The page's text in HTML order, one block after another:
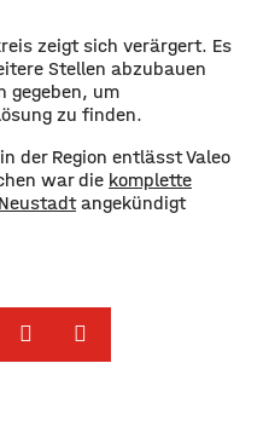
zeigt sich verärgert. Es
Stellen abzubauen
gegeben, um
zu finden.
der Region entlässt Valeo
war die komplette
angekündigt